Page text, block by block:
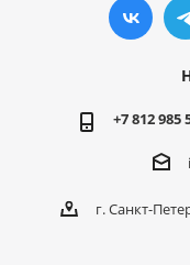
+7 812 985
г. Санкт-